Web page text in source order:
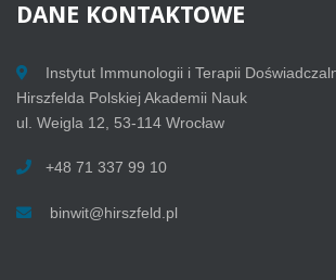
DANE KONTAKTOWE
Instytut Immunologii i Terapii
Hirszfelda Polskiej Akademii Nauk
ul. Weigla 12, 53-114 Wrocław
+48 71 337 99 10
binwit@hirszfeld.pl